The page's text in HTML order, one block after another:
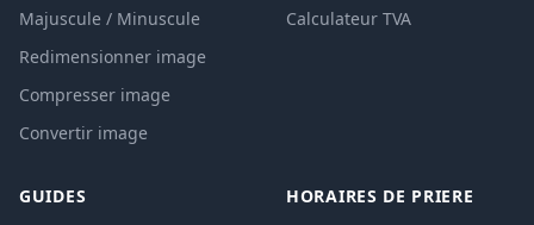
Majuscule / Minuscule
Redimensionner image
Compresser image
Convertir image
Calculateur TVA
GUIDES
HORAIRES DE PRIERE